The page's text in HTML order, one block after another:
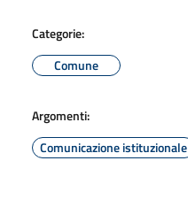
Categorie:
Comune
Argomenti:
Comunicazione istituzionale